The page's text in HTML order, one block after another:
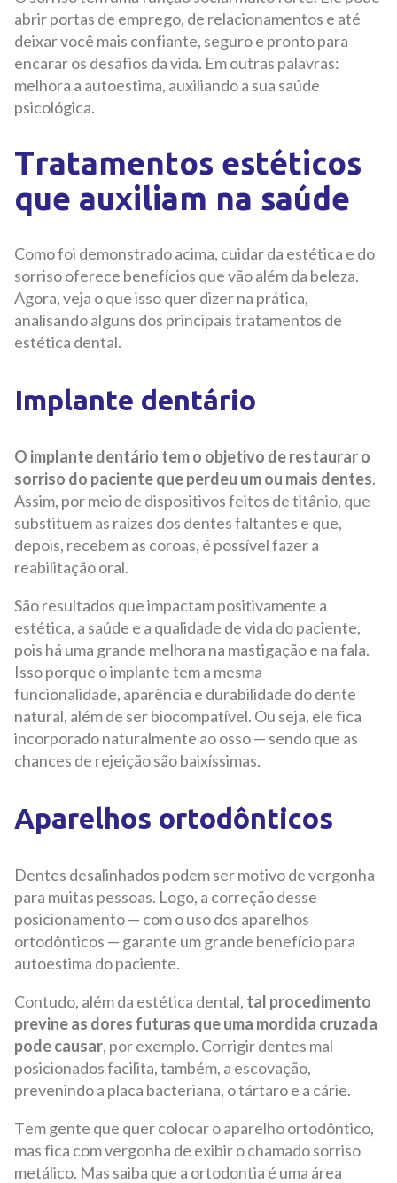
abrir portas de emprego, de relacionamentos e até
deixar você mais confiante, seguro e pronto para
encarar os desafios da vida. Em outras palavras:
melhora a autoestima, auxiliando a sua saúde
psicológica.
Tratamentos estéticos
que auxiliam na saúde
Como foi demonstrado acima, cuidar da estética e do
sorriso oferece benefícios que vão além da beleza.
Agora, veja o que isso quer dizer na prática,
analisando alguns dos principais tratamentos de
estética dental.
Implante dentário
O implante dentário tem o objetivo de restaurar o
sorriso do paciente que perdeu um ou mais dentes.
Assim, por meio de dispositivos feitos de titânio, que
substituem as raízes dos dentes faltantes e que,
depois, recebem as coroas, é possível fazer a
reabilitação oral.
São resultados que impactam positivamente a
estética, a saúde e a qualidade de vida do paciente,
pois há uma grande melhora na mastigação e na fala.
Isso porque o implante tem a mesma
funcionalidade, aparência e durabilidade do dente
natural, além de ser biocompatível. Ou seja, ele fica
incorporado naturalmente ao osso — sendo que as
chances de rejeição são baixíssimas.
Aparelhos ortodônticos
Dentes desalinhados podem ser motivo de vergonha
para muitas pessoas. Logo, a correção desse
posicionamento — com o uso dos aparelhos
ortodônticos — garante um grande benefício para
autoestima do paciente.
Contudo, além da estética dental, tal procedimento
previne as dores futuras que uma mordida cruzada
pode causar, por exemplo. Corrigir dentes mal
posicionados facilita, também, a escovação,
prevenindo a placa bacteriana, o tártaro e a cárie.
Tem gente que quer colocar o aparelho ortodôntico,
mas fica com vergonha de exibir o chamado sorriso
metálico. Mas saiba que a ortodontia é uma área